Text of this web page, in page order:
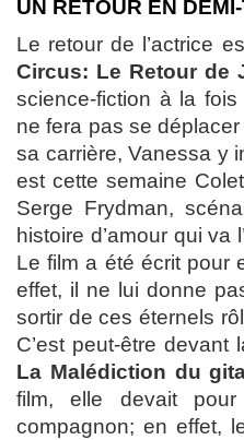
UN RETOUR EN
Le retour de l’actrice
Circus: Le Retour de
science-fiction à la
ne fera pas se
sa carrière, Vanessa y
est cette semaine
Serge Frydman,
histoire d’amour qui
Le film a été écrit pour
effet, il ne lui donne
sortir de ces éternels
C’est peut-être
La Malédiction du
film, elle devait
compagnon; en effet,